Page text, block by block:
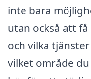
inte bara
utan också att
och vilka
vilket område